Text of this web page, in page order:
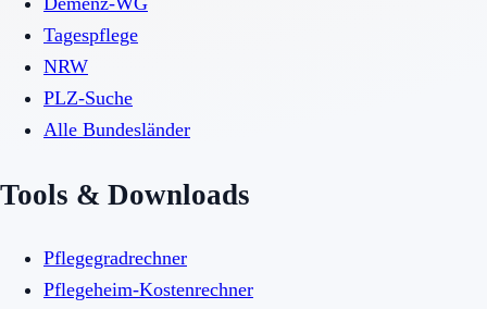
Tagespflege
NRW
PLZ-Suche
Alle Bundesländer
Tools & Downloads
Pflegegradrechner
Pflegeheim-Kostenrechner